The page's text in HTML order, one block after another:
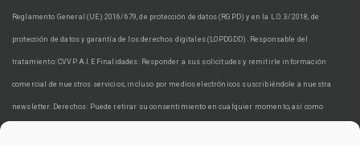
Reglamento General (UE) 2016/679, de protección de datos (RGPD) y en la L.O. 3/2018, de
protección de datos y garantía de los derechos digitales (LOPDGDD). Responsable del
tratamiento: CVVP A.I.E Finalidades: Responder a sus solicitudes y remitirle información
comercial de nuestros servicios, incluso por medios electrónicos suscribiéndole a nuestra
newsletter. Derechos: Puede retirar su consentimiento en cualquier momento, así como